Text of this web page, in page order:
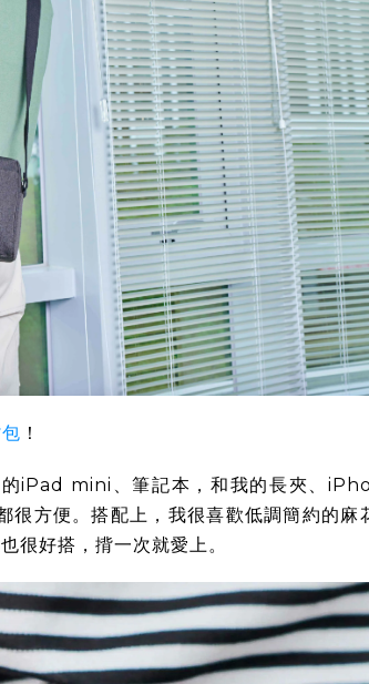
！
的iPad mini、筆記本，和我的長夾、
方便。搭配上，我很喜歡低調簡約的麻
很好搭，揹一次就愛上。